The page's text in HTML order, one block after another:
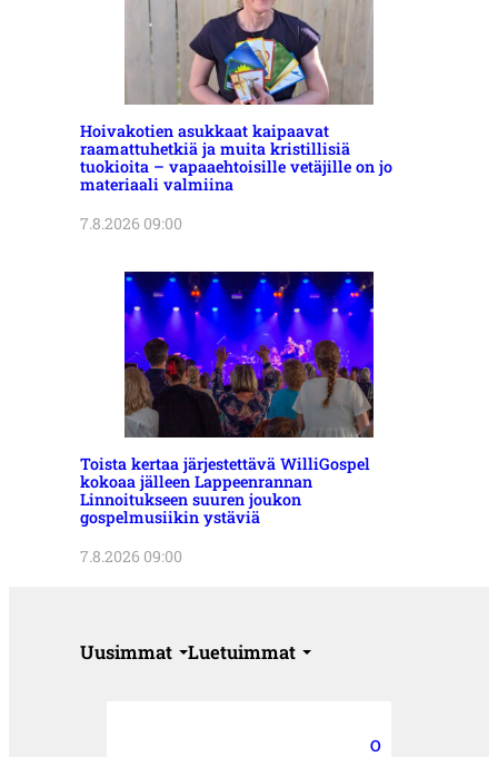
Hoivakotien asukkaat kaipaavat
raamattuhetkiä ja muita kristillisiä
tuokioita – vapaaehtoisille vetäjille on jo
materiaali valmiina
7.8.2026 09:00
Toista kertaa järjestettävä WilliGospel
kokoaa jälleen Lappeenrannan
Linnoitukseen suuren joukon
gospelmusiikin ystäviä
7.8.2026 09:00
Uusimmat Luetuimmat
O